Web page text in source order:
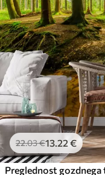
22.03€13 .22 €
Preglednost gozdnega